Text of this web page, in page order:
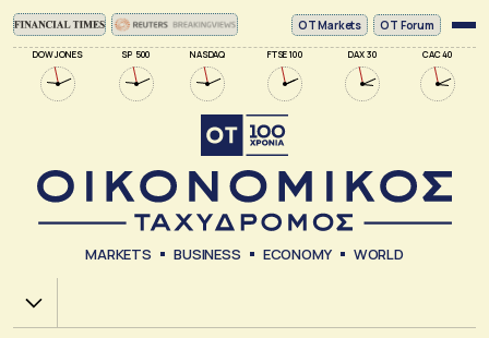
DOW JONES SP 500 NASDAQ FTSE 100 DAX 30 CAC 40
ΟΤ Markets OT Forum
MARKETS BUSINESS ECONOMY WORLD
Χ.Α.